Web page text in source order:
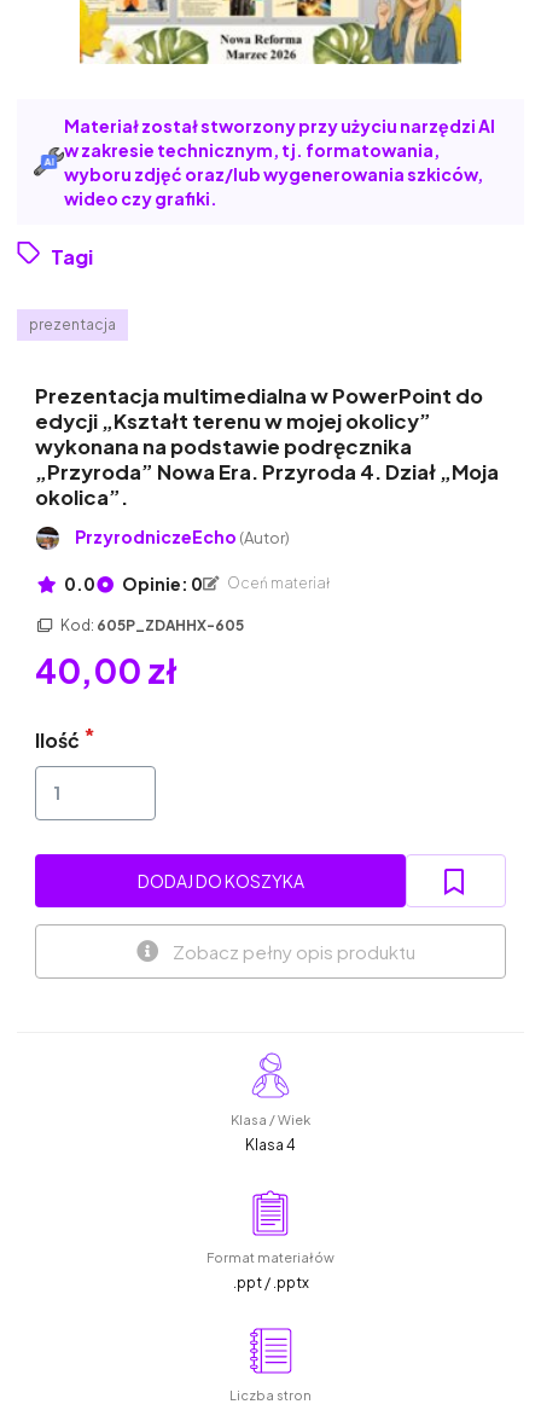
Materiał został stworzony przy użyciu narzędzi AI
w zakresie technicznym, tj. formatowania,
wyboru zdjęć oraz/lub wygenerowania szkiców,
wideo czy grafiki.
Tagi
prezentacja
Prezentacja multimedialna w PowerPoint do
edycji „Kształt terenu w mojej okolicy”
wykonana na podstawie podręcznika
„Przyroda” Nowa Era. Przyroda 4. Dział „Moja
okolica”.
PrzyrodniczeEcho (Autor)
0.0 Opinie: 0 Oceń materiał
Kod: 605P_ZDAHHX-605
40,00 zł
Ilość
DODAJ DO KOSZYKA
Zobacz pełny opis produktu
Klasa / Wiek
Klasa 4
Format materiałów
.ppt / .pptx
Liczba stron